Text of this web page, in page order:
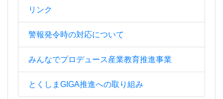
リンク
警報発令時の対応について
みんなでプロデュース産業教育推進事業
とくしまGIGA推進への取り組み